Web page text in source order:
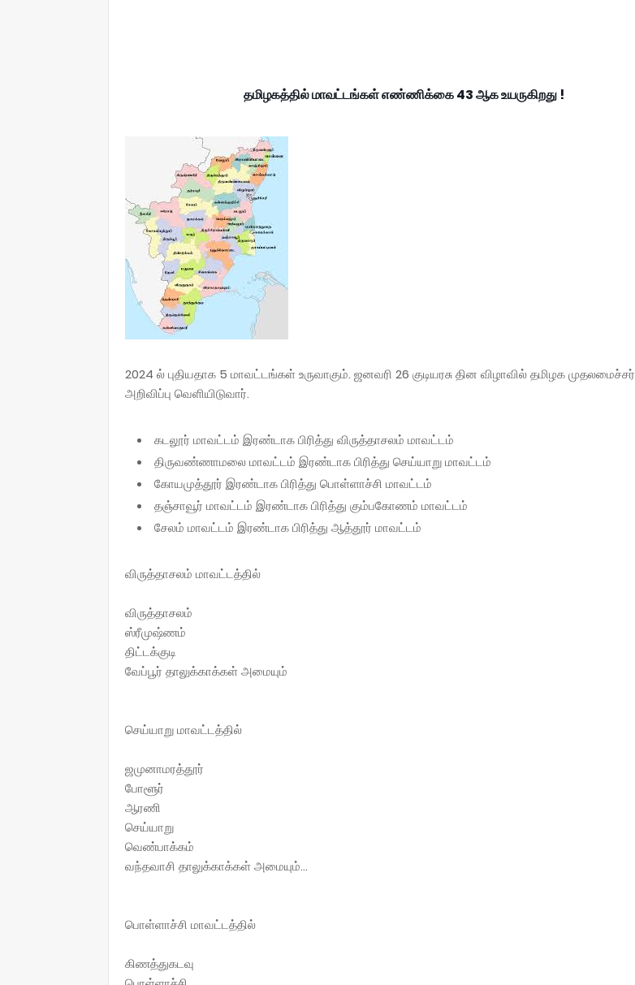
தமிழகத்தில் மாவட்டங்கள் எண்ணிக்கை 43 ஆக உயருகிறது !
2024 ல் புதியதாக 5 மாவட்டங்கள் உருவாகும். ஜனவரி 26 குடியரசு தின விழாவில் தமிழக முதலமைச்சர்
அறிவிப்பு வெளியிடுவார்.
கடலூர் மாவட்டம் இரண்டாக பிரித்து விருத்தாசலம் மாவட்டம்
திருவண்ணாமலை மாவட்டம் இரண்டாக பிரித்து செய்யாறு மாவட்டம்
கோயமுத்தூர் இரண்டாக பிரித்து பொள்ளாச்சி மாவட்டம்
தஞ்சாவூர் மாவட்டம் இரண்டாக பிரித்து கும்பகோணம் மாவட்டம்
சேலம் மாவட்டம் இரண்டாக பிரித்து ஆத்தூர் மாவட்டம்
விருத்தாசலம் மாவட்டத்தில்
விருத்தாசலம்
ஸ்ரீமுஷ்ணம்
திட்டக்குடி
வேப்பூர் தாலுக்காக்கள் அமையும்
செய்யாறு மாவட்டத்தில்
ஜமுனாமரத்தூர்
போளூர்
ஆரணி
செய்யாறு
வெண்பாக்கம்
வந்தவாசி தாலுக்காக்கள் அமையும்...
பொள்ளாச்சி மாவட்டத்தில்
கிணத்துகடவு